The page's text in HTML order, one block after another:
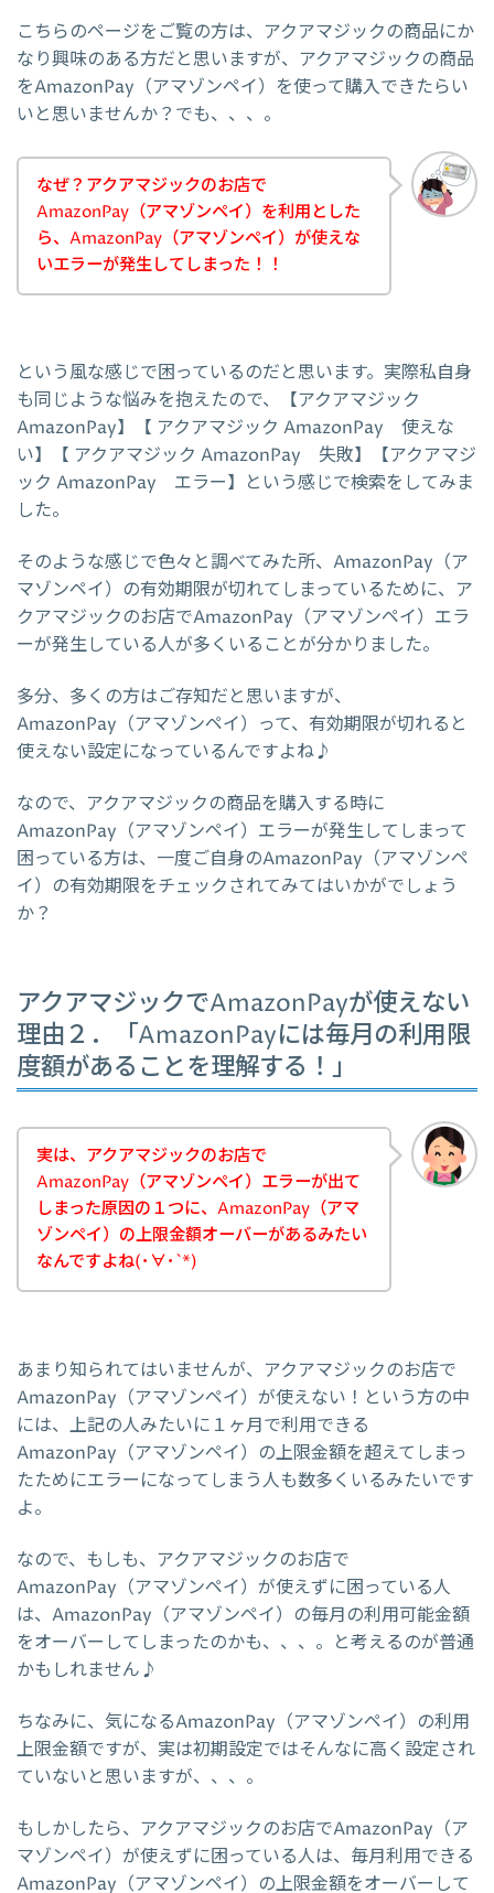
こちらのページをご覧の方は、アクアマジックの商品にか
なり興味のある方だと思いますが、アクアマジックの商品
をAmazonPay（アマゾンペイ）を使って購入できたらい
いと思いませんか？でも、、、。
なぜ？アクアマジックのお店で
AmazonPay（アマゾンペイ）を利用とした
ら、AmazonPay（アマゾンペイ）が使えな
いエラーが発生してしまった！！
という風な感じで困っているのだと思います。実際私自身
も同じような悩みを抱えたので、【アクアマジック
AmazonPay】【 アクアマジック AmazonPay 使えな
い】【 アクアマジック AmazonPay 失敗】【アクアマジ
ック AmazonPay エラー】という感じで検索をしてみま
した。
そのような感じで色々と調べてみた所、AmazonPay（ア
マゾンペイ）の有効期限が切れてしまっているために、ア
クアマジックのお店でAmazonPay（アマゾンペイ）エラ
ーが発生している人が多くいることが分かりました。
多分、多くの方はご存知だと思いますが、
AmazonPay（アマゾンペイ）って、有効期限が切れると
使えない設定になっているんですよね♪
なので、アクアマジックの商品を購入する時に
AmazonPay（アマゾンペイ）エラーが発生してしまって
困っている方は、一度ご自身のAmazonPay（アマゾンペ
イ）の有効期限をチェックされてみてはいかがでしょう
か？
アクアマジックでAmazonPayが使えない
理由２．「AmazonPayには毎月の利用限
度額があることを理解する！」
実は、アクアマジックのお店で
AmazonPay（アマゾンペイ）エラーが出て
しまった原因の１つに、AmazonPay（アマ
ゾンペイ）の上限金額オーバーがあるみたい
なんですよね(･∀･`*)
あまり知られてはいませんが、アクアマジックのお店で
AmazonPay（アマゾンペイ）が使えない！という方の中
には、上記の人みたいに１ヶ月で利用できる
AmazonPay（アマゾンペイ）の上限金額を超えてしまっ
たためにエラーになってしまう人も数多くいるみたいです
よ。
なので、もしも、アクアマジックのお店で
AmazonPay（アマゾンペイ）が使えずに困っている人
は、AmazonPay（アマゾンペイ）の毎月の利用可能金額
をオーバーしてしまったのかも、、、。と考えるのが普通
かもしれません♪
ちなみに、気になるAmazonPay（アマゾンペイ）の利用
上限金額ですが、実は初期設定ではそんなに高く設定され
ていないと思いますが、、、。
もしかしたら、アクアマジックのお店でAmazonPay（ア
マゾンペイ）が使えずに困っている人は、毎月利用できる
AmazonPay（アマゾンペイ）の上限金額をオーバーして